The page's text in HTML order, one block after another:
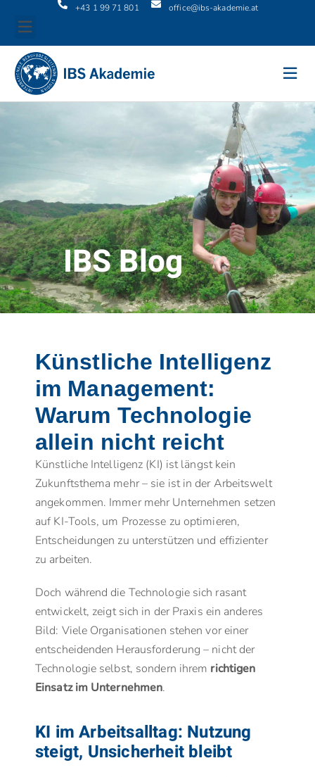
+43 1 99 71 801 office@ibs-akademie.at
IBS Blog
Künstliche Intelligenz
im Management:
Warum Technologie
allein nicht reicht
Künstliche Intelligenz (KI) ist längst kein
Zukunftsthema mehr – sie ist in der Arbeitswelt
angekommen. Immer mehr Unternehmen setzen
auf KI-Tools, um Prozesse zu optimieren,
Entscheidungen zu unterstützen und effizienter
zu arbeiten.
Doch während die Technologie sich rasant
entwickelt, zeigt sich in der Praxis ein anderes
Bild: Viele Organisationen stehen vor einer
entscheidenden Herausforderung – nicht der
Technologie selbst, sondern ihrem richtigen
Einsatz im Unternehmen.
KI im Arbeitsalltag: Nutzung
steigt, Unsicherheit bleibt